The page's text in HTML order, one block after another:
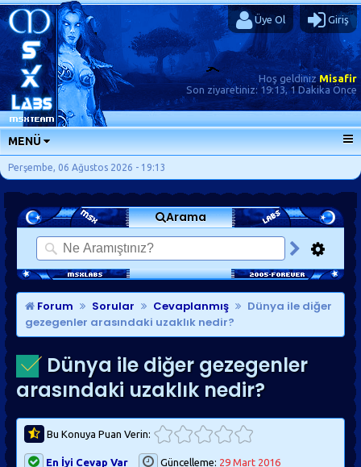
Üye Ol Giriş
Hoş geldinizMisafir
Son ziyaretiniz: 19:13, 1 Dakika Önce
MENÜ
ANA SAYFA
FORUMLAR
SORU-CEVAP
GÜNLÜKLER
SON MESAJLAR
KISAYOLLAR
Perşembe, 06 Ağustos 2026 - 19:13
Arama
Forum Sorular Cevaplanmış
Dünya ile diğer
gezegenler arasındaki uzaklık nedir?
Dünya ile diğer gezegenler
arasındaki uzaklık nedir?
Bu Konuya Puan Verin:
En İyi Cevap Var Güncelleme: 29 Mart 2016